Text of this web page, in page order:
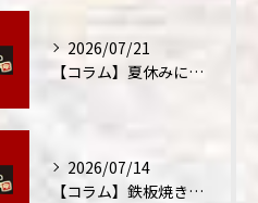
2026/07/21
【コラム】夏休みに家族外食が増える理由
2026/07/14
【コラム】鉄板焼きが"コミュニケーション飯"と呼ばれる理由